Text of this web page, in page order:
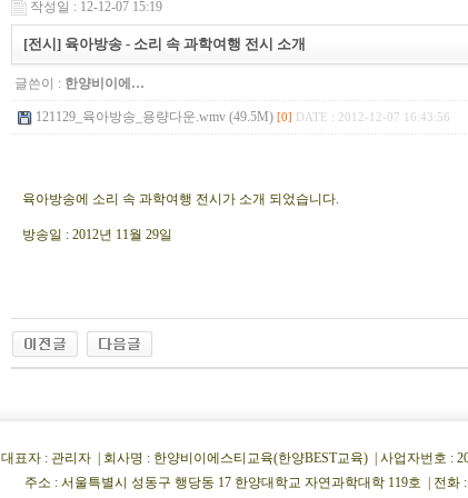
작성일 : 12-12-07 15:19
[전시] 육아방송 - 소리 속 과학여행 전시 소개
글쓴이 : 한양비이에…
121129_육아방송_용량다운.wmv (49.5M) [0] DATE : 2012-12-07 16:43:56
육아방송에 소리 속 과학여행 전시가 소개 되었습니다.
방송일 : 2012년 11월 29일
대표자 : 관리자 | 회사명 : 한양비이에스티교육(한양BEST교육) | 사업자번호 :
주소 : 서울특별시 성동구 행당동 17 한양대학교 자연과학대학 119호 | 전